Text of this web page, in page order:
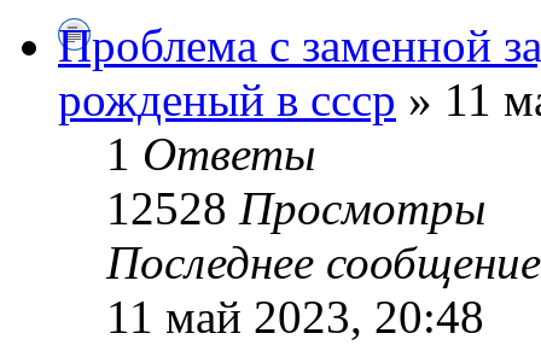
Проблема с заменной
рожденый в ссср » 11
1 Ответы
12528 Просмотры
Последнее
11 май 2023, 20:48